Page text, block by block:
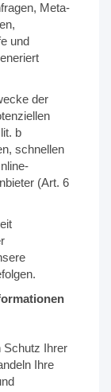
Meta-
und
der
b
schnellen
(Art. 6
Schutz Ihrer
Ihre